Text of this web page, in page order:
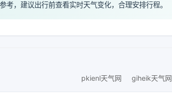
考，建议出行前查看实时天气变化，合理安排行程。
pkienl天气网
giheik天气网